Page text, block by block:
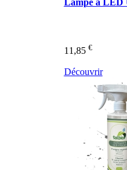
Lampe à LED
11,85 €
Découvrir